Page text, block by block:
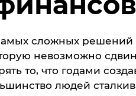
сложных решений
невозможно
то, что годами
людей